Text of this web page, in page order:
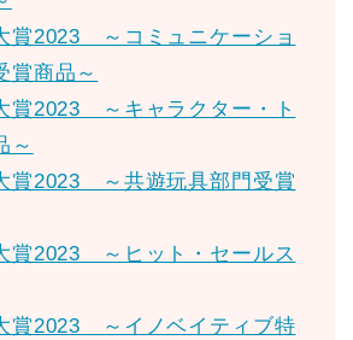
賞2023 ～コミュニケーショ
賞商品～
賞2023 ～キャラクター・ト
～
賞2023 ～共遊玩具部門受賞
賞2023 ～ヒット・セールス
賞2023 ～イノベイティブ特